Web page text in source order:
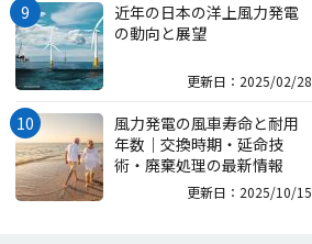
近年の日本の洋上風力発電
の動向と展望
更新日：2025/02/28
風力発電の風車寿命と耐用
年数｜交換時期・延命技
術・廃棄処理の最新情報
更新日：2025/10/15